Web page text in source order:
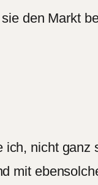
den Markt
nicht
mit